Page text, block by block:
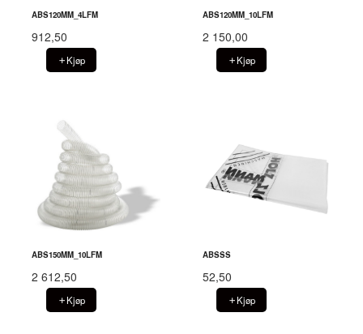
ABS120MM_4LFM
912,50
Kjøp
ABS120MM_10LFM
2 150,00
Kjøp
ABS150MM_10LFM
2 612,50
Kjøp
ABSSS
52,50
Kjøp